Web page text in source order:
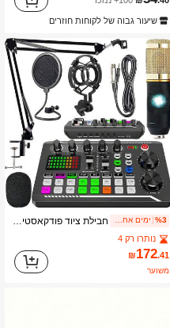
שיעור גבוה של לקוחות חוזרים
%3 חבילת ציוד פודקאסטים, חבילת אולפן הקלטות עם מחליף קול, כרטיס קול חי - ממשק שמע למחשב נייד, שידור חי של ולוגים
נותרו רק 4
₪172.41
משוער